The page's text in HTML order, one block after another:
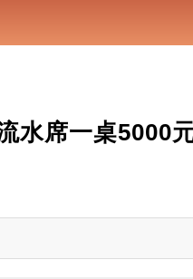
水席一桌5000